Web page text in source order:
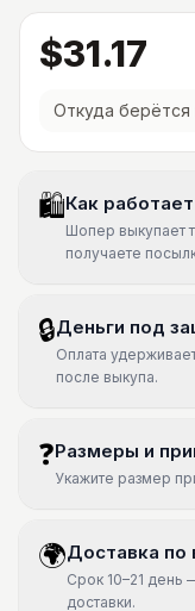
$31.17
Откуда берётся
🛍Как
Шопер выкупает
получаете
🔒Деньги под
Оплата
после выкупа.
❓Размеры и
Укажите размер
🌍Доставка по
Срок 10–21 день
доставки.